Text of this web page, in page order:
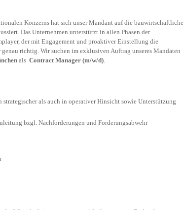
Konzerns hat sich unser Mandant auf die bauwirtschaftliche
Das Unternehmen unterstützt in allen Phasen der
der mit Engagement und proaktiver Einstellung die
richtig. Wir suchen im exklusiven Auftrag unseres Mandaten
als Contract Manager (m/w/d).
als auch in operativer Hinsicht sowie Unterstützung
bzgl. Nachforderungen und Forderungsabwehr